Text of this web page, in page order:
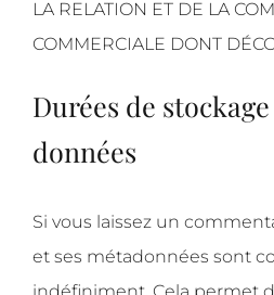
LA RELATION ET DE LA
COMMERCIALE DONT
Durées de
données
Si vous laissez un
et ses métadonnées sont